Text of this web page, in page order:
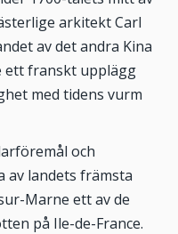
arkitekt Carl
av det andra Kina
ett franskt upplägg
med tidens vurm
och
av landets främsta
Marne ett av de
på Ile-de-France.